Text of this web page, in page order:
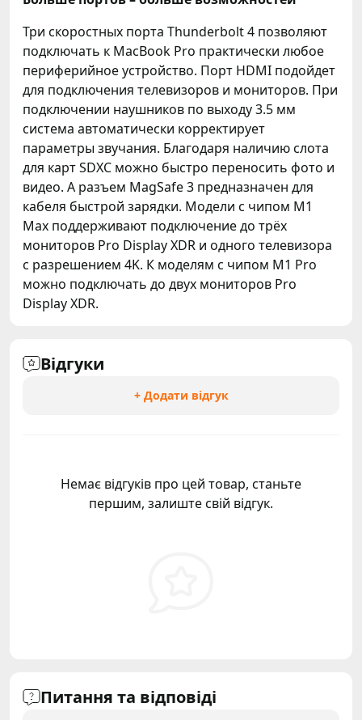
Три скоростных порта Thunderbolt 4 позволяют
подключать к MacBook Pro практически любое
периферийное устройство. Порт HDMI подойдет
для подключения телевизоров и мониторов. При
подключении наушников по выходу 3.5 мм
система автоматически корректирует
параметры звучания. Благодаря наличию слота
для карт SDXC можно быстро переносить фото и
видео. А разъем MagSafe 3 предназначен для
кабеля быстрой зарядки. Модели с чипом M1
Max поддерживают подключение до трёх
мониторов Pro Display XDR и одного телевизора
с разрешением 4K. К моделям с чипом M1 Pro
можно подключать до двух мониторов Pro
Display XDR.
Відгуки
+ Додати відгук
Немає відгуків про цей товар, станьте
першим, залиште свій відгук.
Питання та відповіді